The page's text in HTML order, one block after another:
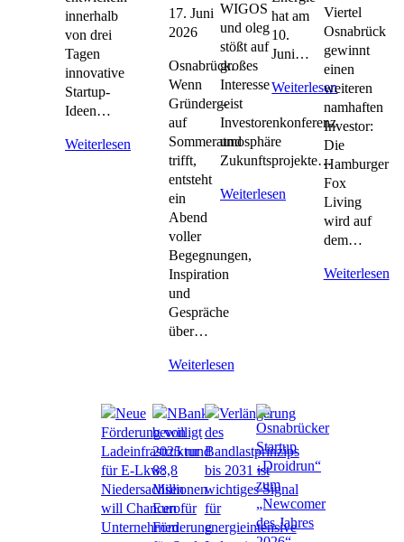
innerhalb
von drei
Tagen
innovative
Startup-
Ideen…
Weiterlesen
17. Juni
2026
Osnabrück.
Wenn
Gründergeist
auf
Sommeratmosphäre
trifft,
entsteht
ein
Abend
voller
Begegnungen,
Inspiration
und
Gespräche
über…
Weiterlesen
WIGOS
und oleg
stößt auf
großes
Interesse
–
Investorenkonferenz
und
Zukunftsprojekte…
Weiterlesen
hat am
10.
Juni…
Weiterlesen
Viertel
Osnabrück
gewinnt
einen
weiteren
namhaften
Investor:
Die
Hamburger
Fox
Living
wird auf
dem…
Weiterlesen